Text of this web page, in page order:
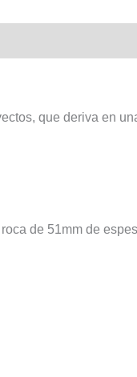
que deriva en
de 51mm de